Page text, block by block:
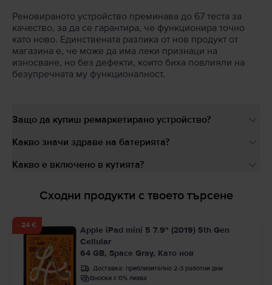
Реновираното устройство преминава до 67 теста за
качество, за да се гарантира, че функционира точно
като ново. Единствената разлика от нов продукт от
магазина е, че може да има леки признаци на
износване, но без дефекти, които биха повлияли на
безупречната му функционалност.
Защо да купиш ремаркетирано устройство?
Какво значи здраве на батерията?
Какво е включено в кутията?
Сходни продукти с твоето търсене
- 24 €
Apple iPad mini 5 7.9" (2019) 5th Gen
Cellular
64 GB, Space Gray, Като нов
Доставка: приблизително 2-3 работни дни
Вноски с 0% лихва